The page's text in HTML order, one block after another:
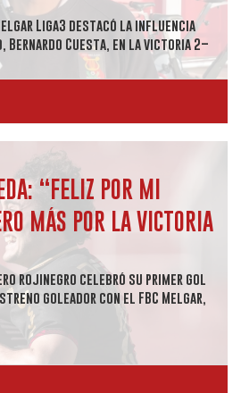
Liga3 destacó la influencia
Cuesta, en la victoria 2–
“FELIZ POR MI
MÁS POR LA VICTORIA
rojinegro celebró su primer gol
goleador con el FBC Melgar,